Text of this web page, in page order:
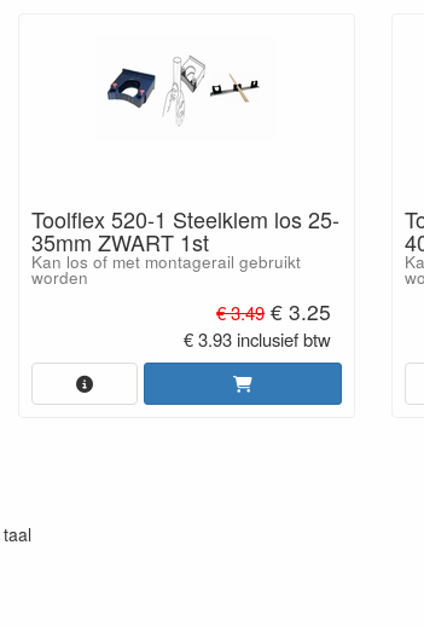
Toolflex 520-1 Steelklem los 25-
35mm ZWART 1st
Kan los of met montagerail gebruikt
worden
€ 3.49€ 3.25
€ 3.93 inclusief btw